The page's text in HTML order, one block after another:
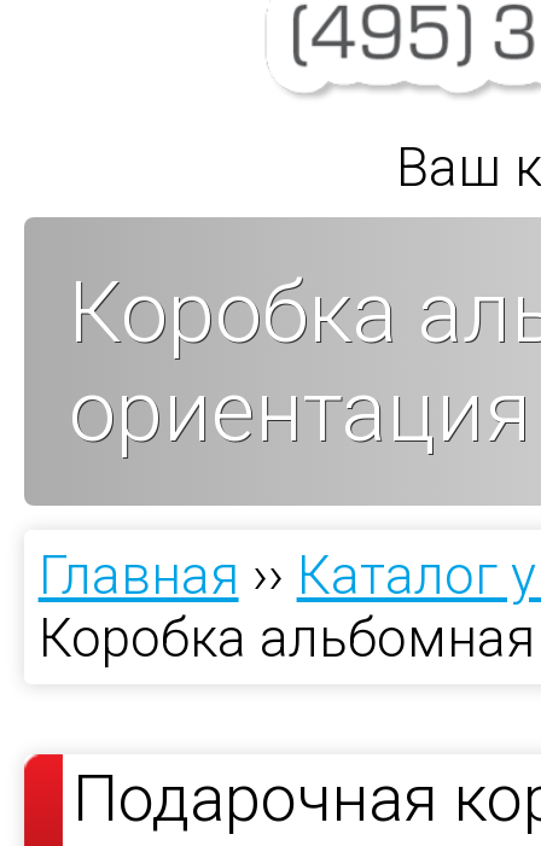
Ваш
Коробка
ориентация
Главная ›› Каталог
Коробка
Подарочная